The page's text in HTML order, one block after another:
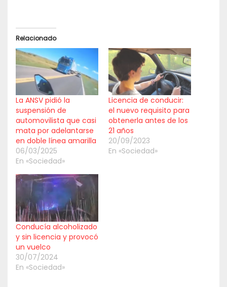
Relacionado
La ANSV pidió la
suspensión de
automovilista que casi
mata por adelantarse
en doble línea amarilla
06/03/2025
En «Sociedad»
Licencia de conducir:
el nuevo requisito para
obtenerla antes de los
21 años
20/09/2023
En «Sociedad»
Conducía alcoholizado
y sin licencia y provocó
un vuelco
30/07/2024
En «Sociedad»